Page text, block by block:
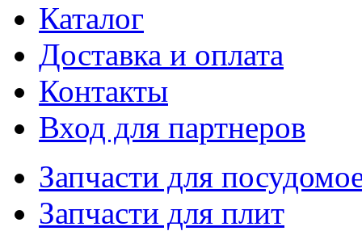
Каталог
Доставка и оплата
Контакты
Вход для партнеров
Запчасти для
Запчасти для плит